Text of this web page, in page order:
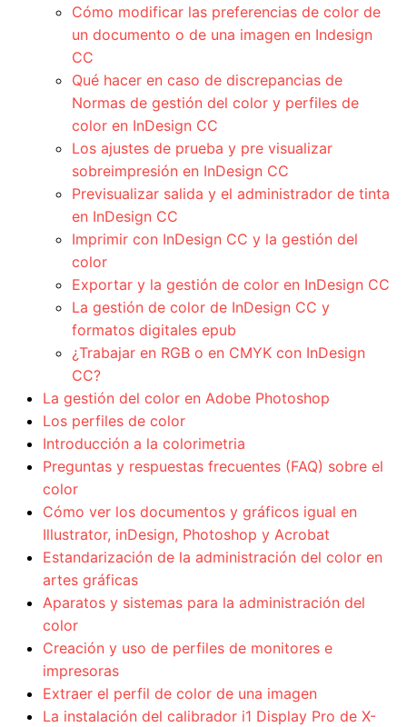
Cómo modificar las preferencias de color de
un documento o de una imagen en Indesign
CC
Qué hacer en caso de discrepancias de
Normas de gestión del color y perfiles de
color en InDesign CC
Los ajustes de prueba y pre visualizar
sobreimpresión en InDesign CC
Previsualizar salida y el administrador de tinta
en InDesign CC
Imprimir con InDesign CC y la gestión del
color
Exportar y la gestión de color en InDesign CC
La gestión de color de InDesign CC y
formatos digitales epub
¿Trabajar en RGB o en CMYK con InDesign
CC?
La gestión del color en Adobe Photoshop
Los perfiles de color
Introducción a la colorimetria
Preguntas y respuestas frecuentes (FAQ) sobre el
color
Cómo ver los documentos y gráficos igual en
Illustrator, inDesign, Photoshop y Acrobat
Estandarización de la administración del color en
artes gráficas
Aparatos y sistemas para la administración del
color
Creación y uso de perfiles de monitores e
impresoras
Extraer el perfil de color de una imagen
La instalación del calibrador i1 Display Pro de X-